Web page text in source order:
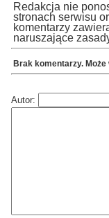
Redakcja nie
stronach serwisu
komentarzy
naruszające
Brak komentarzy. Może
Autor: